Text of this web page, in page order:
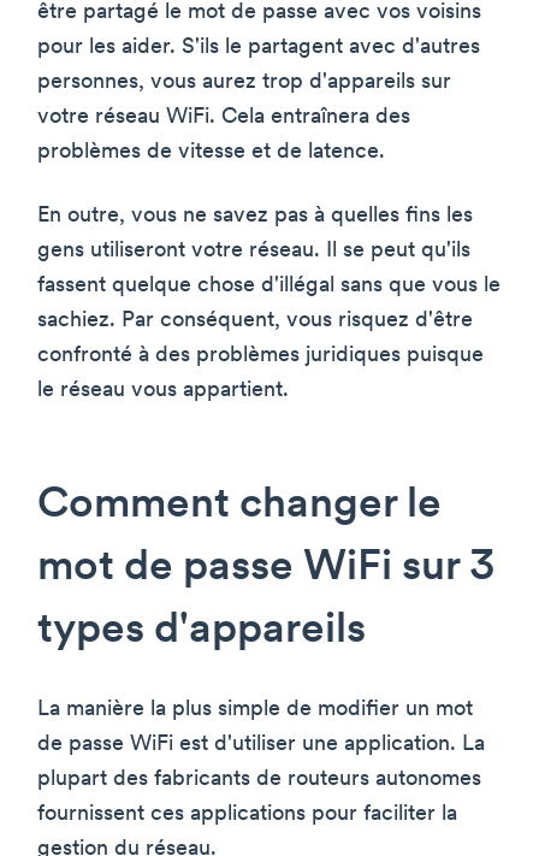
être partagé le mot de passe avec vos voisins
pour les aider. S'ils le partagent avec d'autres
personnes, vous aurez trop d'appareils sur
votre réseau WiFi. Cela entraînera des
problèmes de vitesse et de latence.
En outre, vous ne savez pas à quelles fins les
gens utiliseront votre réseau. Il se peut qu'ils
fassent quelque chose d'illégal sans que vous le
sachiez. Par conséquent, vous risquez d'être
confronté à des problèmes juridiques puisque
le réseau vous appartient.
Comment changer le
mot de passe WiFi sur 3
types d'appareils
La manière la plus simple de modifier un mot
de passe WiFi est d'utiliser une application. La
plupart des fabricants de routeurs autonomes
fournissent ces applications pour faciliter la
gestion du réseau.